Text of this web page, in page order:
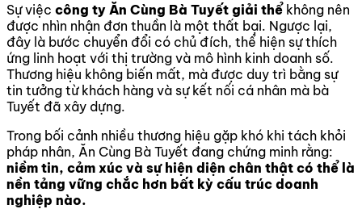
Sự việc công ty Ăn Cùng Bà Tuyết giải thểkhông nên
được nhìn nhận đơn thuần là một thất bại. Ngược lại,
đây là bước chuyển đổi có chủ đích, thể hiện sự thích
ứng linh hoạt với thị trường và mô hình kinh doanh số.
Thương hiệu không biến mất, mà được duy trì bằng sự
tin tưởng từ khách hàng và sự kết nối cá nhân mà bà
Tuyết đã xây dựng.
Trong bối cảnh nhiều thương hiệu gặp khó khi tách khỏi
pháp nhân, Ăn Cùng Bà Tuyết đang chứng minh rằng:
niềm tin, cảm xúc và sự hiện diện chân thật có thể là
nền tảng vững chắc hơn bất kỳ cấu trúc doanh
nghiệp nào.